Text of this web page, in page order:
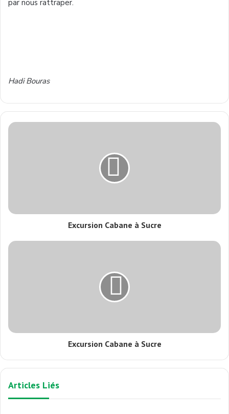
par nous rattraper.
Hadi Bouras
Excursion Cabane à Sucre
Excursion Cabane à Sucre
Articles Liés